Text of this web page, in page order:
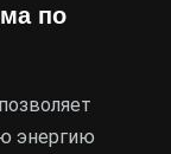
по
энергию